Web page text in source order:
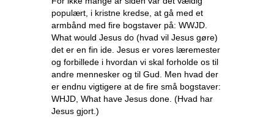
populært, i kristne kredse, at gå med et
armbånd med fire bogstaver på: WWJD.
What would Jesus do (hvad vil Jesus gøre)
det er en fin ide. Jesus er vores læremester
og forbillede i hvordan vi skal forholde os til
andre mennesker og til Gud. Men hvad der
er endnu vigtigere at de fire små bogstaver:
WHJD, What have Jesus done. (Hvad har
Jesus gjort.)